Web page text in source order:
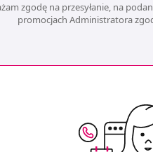
zgodę na przesyłanie, na
promocjach Administratora